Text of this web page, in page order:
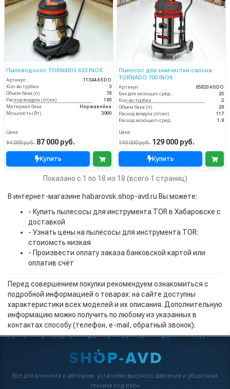
Пылеводосос TORNADO 633 INOX
Артикул
11344 ASDO
Кол-во турбин
3
Объем бака (л)
78
Расход воздуха (л/сек)
180
Материал бака
Нержавейка
Мощность (Вт)
3900
Цена
94 000 руб. 87 000 руб.
Купить
Пылесос для химчистки салона
TORNADO 700 INOX
Артикул
05820 ASDO
Бак для моющих средств
25
Кол-во турбин
2
Объем бака (л)
20
Расход воздуха (л/сек)
117
Расход моющего средства
1.8
Цена
140 000 руб. 129 000 руб.
Купить
Показано с 1 по 18 из 18 (всего 1 страниц)
В интернет-магазине habarovsk.shop-avd.ru Вы можете:
- Купить пылесосы для инструмента TOR в Хабаровске с
доставкой
- Узнать цены на пылесосы для инструмента TOR:
стоиомсть низкая
- Произвести оплату заказа банковской картой или
оплатив счёт
Перед совершением покупки рекомендуем ознакомиться с
подробной информацией о товарах: на сайте доступны
характеристики всех моделей и их описания. Дополнительную
информацию можно получить по любому из указанных в
контактах способу (телефон, e-mail, обратный звонок).
Всё для клининга и автомоек: установки высокого давления и уборочная
техника под ключ.